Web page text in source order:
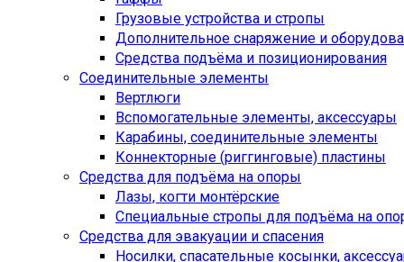
Грузовые устройства и стропы
Дополнительное снаряжение и
Средства подъёма и позиционирования
Соединительные элементы
Вертлюги
Вспомогательные элементы, аксессуары
Карабины, соединительные элементы
Коннекторные (риггинговые) пластины
Средства для подъёма на опоры
Лазы, когти монтёрские
Специальные стропы для подъёма на
Средства для эвакуации и спасения
Носилки, спасательные косынки,